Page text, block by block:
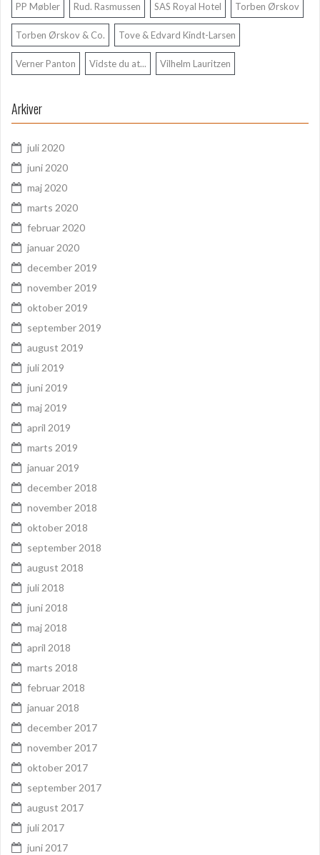
PP Møbler Rud. Rasmussen SAS Royal Hotel Torben Ørskov
Torben Ørskov & Co. Tove & Edvard Kindt-Larsen
Verner Panton Vidste du at... Vilhelm Lauritzen
Arkiver
juli 2020
juni 2020
maj 2020
marts 2020
februar 2020
januar 2020
december 2019
november 2019
oktober 2019
september 2019
august 2019
juli 2019
juni 2019
maj 2019
april 2019
marts 2019
januar 2019
december 2018
november 2018
oktober 2018
september 2018
august 2018
juli 2018
juni 2018
maj 2018
april 2018
marts 2018
februar 2018
januar 2018
december 2017
november 2017
oktober 2017
september 2017
august 2017
juli 2017
juni 2017